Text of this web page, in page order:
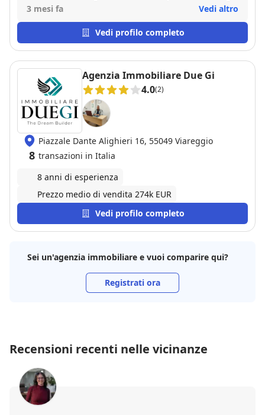
strumenti necessari per massimizzare il ritorno sia
3 mesi fa Vedi altro
Vedi profilo completo
Agenzia Immobiliare Due Gi
4.0(2)
Piazzale Dante Alighieri 16, 55049 Viareggio
8 transazioni in Italia
8 anni di esperienza
Prezzo medio di vendita 274k EUR
Vedi profilo completo
Sei un'agenzia immobiliare e vuoi comparire qui?
Registrati ora
Recensioni recenti nelle vicinanze